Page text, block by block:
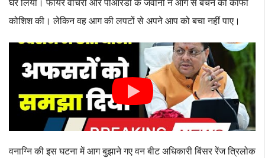
घेर लिया। फायर वाचरों और पीआरडी के जवानों ने आग से बचने की काफी
कोशिश की। लेकिन वह आग की लपटों से अपने आप को बचा नहीं पाए।
वनाग्नि की इस घटना में आग बुझाने गए वन बीट अधिकारी बिंसर रेंज त्रिलोक